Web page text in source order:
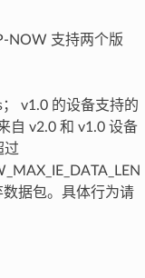
NOW 支持两个版
v1.0 的设备支持的
自 v2.0 和 v1.0 设备
过
数据包。具体行为请